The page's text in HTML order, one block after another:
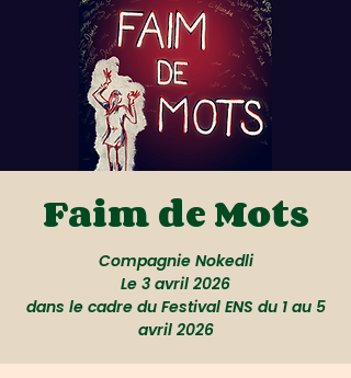
Faim de Mots
Compagnie Nokedli
Le 3 avril 2026
dans le cadre du Festival ENS du 1 au 5
avril 2026